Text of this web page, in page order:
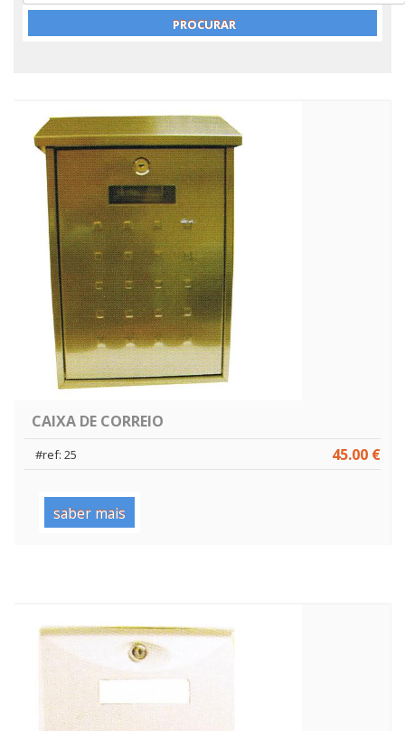
CAIXA DE CORREIO
45.00 €
#ref: 25
saber mais